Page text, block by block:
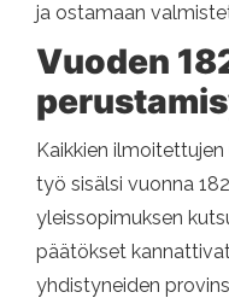
ja ostamaan
Vuoden
Kaikkien
työ sisälsi vuonna
yleissopimuksen
päätökset
yhdistyneiden